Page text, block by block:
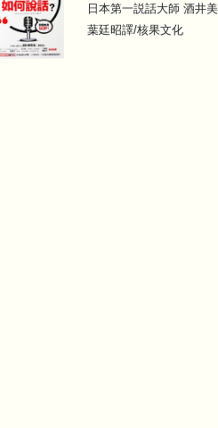
日本第一説話大師 酒井
葉廷昭譯/核果文化